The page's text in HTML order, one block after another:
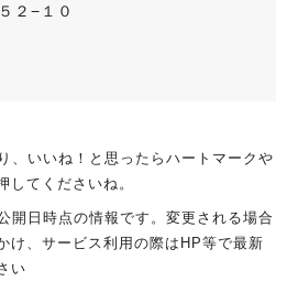
２−１０
、いいね！と思ったらハートマークや
してくださいね。
開日時点の情報です。変更される場合
け、サービス利用の際はHP等で最新
い